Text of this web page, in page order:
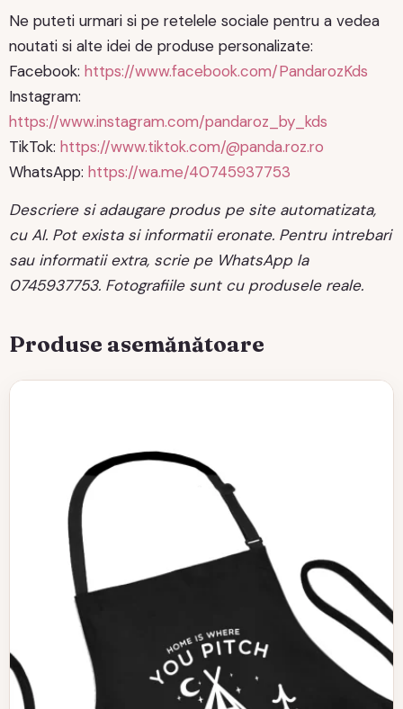
Ne puteti urmari si pe retelele sociale pentru a vedea
noutati si alte idei de produse personalizate:
Facebook: https://www.facebook.com/PandarozKds
Instagram:
https://www.instagram.com/pandaroz_by_kds
TikTok: https://www.tiktok.com/@panda.roz.ro
WhatsApp: https://wa.me/40745937753
Descriere si adaugare produs pe site automatizata,
cu AI. Pot exista si informatii eronate. Pentru intrebari
sau informatii extra, scrie pe WhatsApp la
0745937753. Fotografiile sunt cu produsele reale.
Produse asemănătoare